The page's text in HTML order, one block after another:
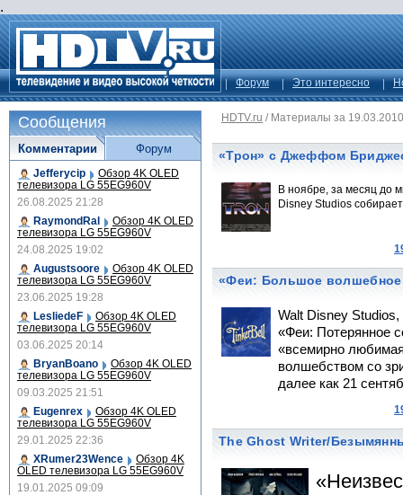
.
Форум Это интересно
HDTV.ru / Материалы за 19.03.2010
«Трон» с Джеффом
В ноябре, за месяц до
Disney Studios
«Феи: Большое волшебное
Walt Disney
«Феи: Потерянное
«всемирно
волшебством со
далее как 21
The Ghost Writer/
Сообщения
Комментарии
Jefferycip Обзор 4K OLED
телевизора LG 55EG960V
26.08.2025 21:28
RaymondRal
Обзор 4K OLED
телевизора LG 55EG960V
24.08.2025 19:02
Augustsoore
Обзор 4K OLED
телевизора LG 55EG960V
23.06.2025 19:28
LesliedeF
Обзор 4K OLED
телевизора LG 55EG960V
03.06.2025 20:14
BryanBoano
Обзор 4K OLED
телевизора LG 55EG960V
09.03.2025 21:51
Eugenrex
Обзор 4K OLED
телевизора LG 55EG960V
29.01.2025 22:36
XRumer23Wence
Обзор 4K
OLED телевизора LG 55EG960V
19.01.2025 09:09
Форум